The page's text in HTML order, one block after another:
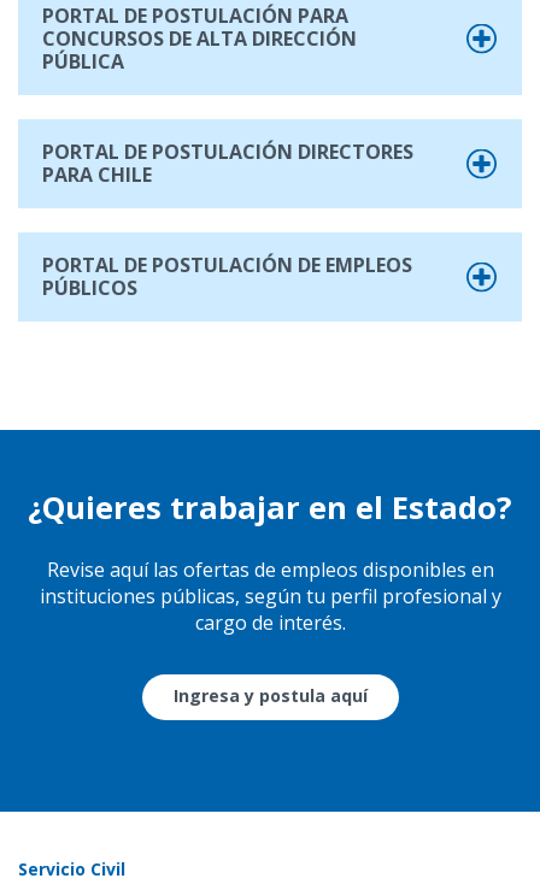
PORTAL DE POSTULACIÓN PARA
CONCURSOS DE ALTA DIRECCIÓN
PÚBLICA
PORTAL DE POSTULACIÓN DIRECTORES
PARA CHILE
PORTAL DE POSTULACIÓN DE EMPLEOS
PÚBLICOS
¿Quieres trabajar en el Estado?
Revise aquí las ofertas de empleos disponibles en
instituciones públicas, según tu perfil profesional y
cargo de interés.
Ingresa y postula aquí
Servicio Civil